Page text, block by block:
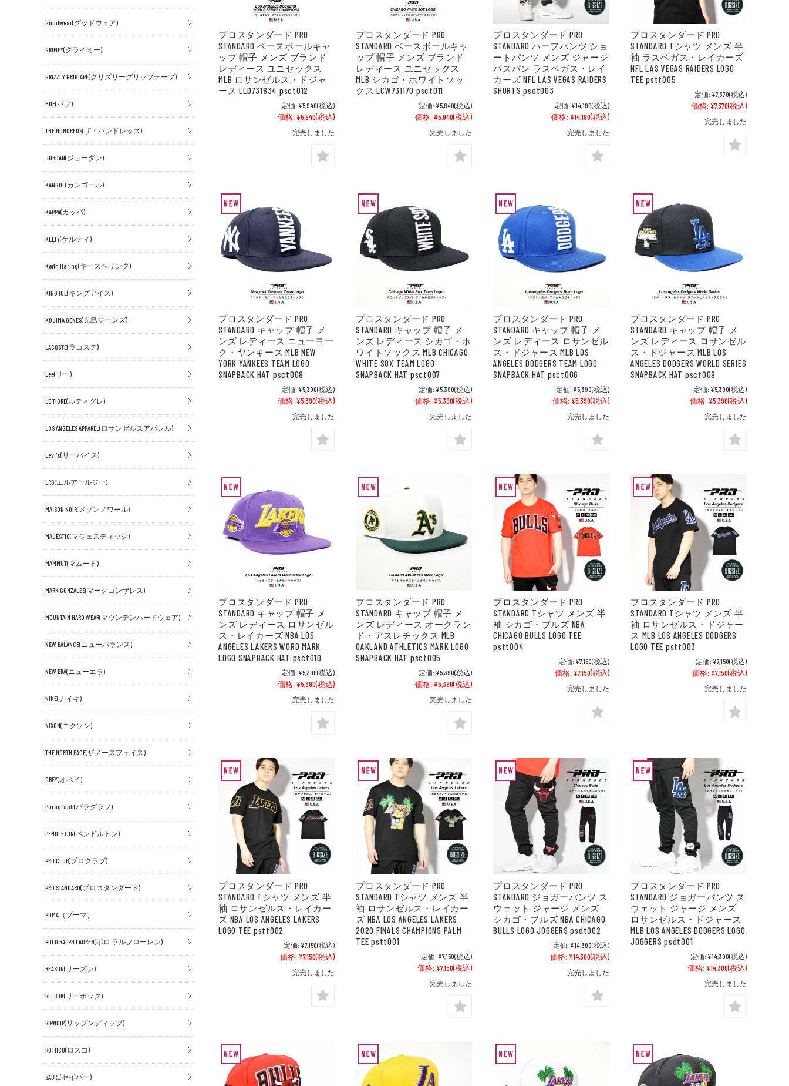
プロスタンダード PRO
STANDARD ベースボールキャ
ップ 帽子 メンズ ブランド
レディース ユニセックス
MLB ロサンゼルス・ドジャ
ース LLD731834 psct012
定価: ¥5,940(税込)
価格: ¥5,940(税込)
完売しました
プロスタンダード PRO
STANDARD ベースボールキャ
ップ 帽子 メンズ ブランド
レディース ユニセックス
MLB シカゴ・ホワイトソッ
クス LCW731170 psct011
定価: ¥5,940(税込)
価格: ¥5,940(税込)
完売しました
プロスタンダード PRO
STANDARD ハーフパンツ ショ
ートパンツ メンズ ジャージ
バスパン ラスベガス・レイ
カーズ NFL LAS VEGAS RAIDERS
SHORTS psdt003
定価: ¥14,190(税込)
価格: ¥14,190(税込)
完売しました
プロスタンダード PRO
STANDARD Tシャツ メンズ 半
袖 ラスベガス・レイカーズ
NFL LAS VEGAS RAIDERS LOGO
TEE pstt005
定価: ¥7,370(税込)
価格: ¥7,370(税込)
完売しました
プロスタンダード PRO
STANDARD キャップ 帽子 メ
ンズ レディース ニューヨー
ク・ヤンキース MLB NEW
YORK YANKEES TEAM LOGO
SNAPBACK HAT psct008
定価: ¥5,390(税込)
価格: ¥5,390(税込)
完売しました
プロスタンダード PRO
STANDARD キャップ 帽子 メ
ンズ レディース シカゴ・ホ
ワイトソックス MLB CHICAGO
WHITE SOX TEAM LOGO
SNAPBACK HAT psct007
定価: ¥5,390(税込)
価格: ¥5,390(税込)
完売しました
プロスタンダード PRO
STANDARD キャップ 帽子 メ
ンズ レディース ロサンゼル
ス・ドジャース MLB LOS
ANGELES DODGERS TEAM LOGO
SNAPBACK HAT psct006
定価: ¥5,390(税込)
価格: ¥5,390(税込)
完売しました
プロスタンダード PRO
STANDARD キャップ 帽子 メ
ンズ レディース ロサンゼル
ス・ドジャース MLB LOS
ANGELES DODGERS WORLD SERIES
SNAPBACK HAT psct009
定価: ¥5,390(税込)
価格: ¥5,390(税込)
完売しました
プロスタンダード PRO
STANDARD キャップ 帽子 メ
ンズ レディース ロサンゼル
ス・レイカーズ NBA LOS
ANGELES LAKERS WORD MARK
LOGO SNAPBACK HAT psct010
定価: ¥5,390(税込)
価格: ¥5,390(税込)
完売しました
プロスタンダード PRO
STANDARD キャップ 帽子 メ
ンズ レディース オークラン
ド・アスレチックス MLB
OAKLAND ATHLETICS MARK LOGO
SNAPBACK HAT psct005
定価: ¥5,390(税込)
価格: ¥5,390(税込)
完売しました
プロスタンダード PRO
STANDARD Tシャツ メンズ 半
袖 シカゴ・ブルズ NBA
CHICAGO BULLS LOGO TEE
pstt004
定価: ¥7,150(税込)
価格: ¥7,150(税込)
完売しました
プロスタンダード PRO
STANDARD Tシャツ メンズ 半
袖 ロサンゼルス・ドジャー
ス MLB LOS ANGELES DODGERS
LOGO TEE pstt003
定価: ¥7,150(税込)
価格: ¥7,150(税込)
完売しました
プロスタンダード PRO
STANDARD Tシャツ メンズ 半
袖 ロサンゼルス・レイカー
ズ NBA LOS ANGELES LAKERS
LOGO TEE pstt002
定価: ¥7,150(税込)
価格: ¥7,150(税込)
完売しました
プロスタンダード PRO
STANDARD Tシャツ メンズ 半
袖 ロサンゼルス・レイカー
ズ NBA LOS ANGELES LAKERS
2020 FINALS CHAMPIONS PALM
TEE pstt001
定価: ¥7,150(税込)
価格: ¥7,150(税込)
完売しました
プロスタンダード PRO
STANDARD ジョガーパンツ ス
ウェット ジャージ メンズ
シカゴ・ブルズ NBA CHICAGO
BULLS LOGO JOGGERS psdt002
定価: ¥14,300(税込)
価格: ¥14,300(税込)
完売しました
プロスタンダード PRO
STANDARD ジョガーパンツ ス
ウェット ジャージ メンズ
ロサンゼルス・ドジャース
MLB LOS ANGELES DODGERS LOGO
JOGGERS psdt001
定価: ¥14,300(税込)
価格: ¥14,300(税込)
完売しました
Goodwear(グッドウェア)
GRIMEY(グライミー)
GRIZZLY GRIPTAPE(グリズリーグリップテープ)
HUF(ハフ)
THE HUNDREDS(ザ・ハンドレッズ)
JORDAN(ジョーダン)
KANGOL(カンゴール)
KAPPA(カッパ)
KELTY(ケルティ)
Keith Haring(キースヘリング)
KING ICE(キングアイス)
KOJIMA GENES(児島ジーンズ)
LACOSTE(ラコステ)
Lee(リー)
LE TIGRE(ルティグレ)
LOS ANGELES APPAREL(ロサンゼルスアパレル)
Levi's(リーバイス)
LRG(エルアールジー)
MAISON NOIR(メゾンノワール)
MAJESTIC(マジェスティック)
MAMMUT(マムート)
MARK GONZALES(マークゴンザレス)
MOUNTAIN HARD WEAR(マウンテンハードウェア)
NEW BALANCE(ニューバランス)
NEW ERA(ニューエラ)
NIKE(ナイキ)
NIXON(ニクソン)
THE NORTH FACE(ザノースフェイス)
OBEY(オベイ)
Paragraph(パラグラフ)
PENDLETON(ペンドルトン)
PRO CLUB(プロクラブ)
PRO STANDARD(プロスタンダード)
PUMA（プーマ）
POLO RALPH LAUREN(ポロ ラルフローレン)
REASON(リーズン)
REEBOK(リーボック)
RIPNDIP(リップンディップ)
ROTHCO(ロスコ)
SABRE(セイバー)